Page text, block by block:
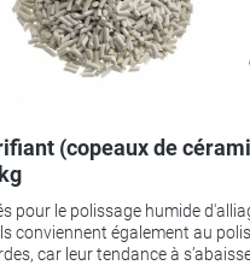
(copeaux de
pour le polissage humide
conviennent également au
car leur tendance à